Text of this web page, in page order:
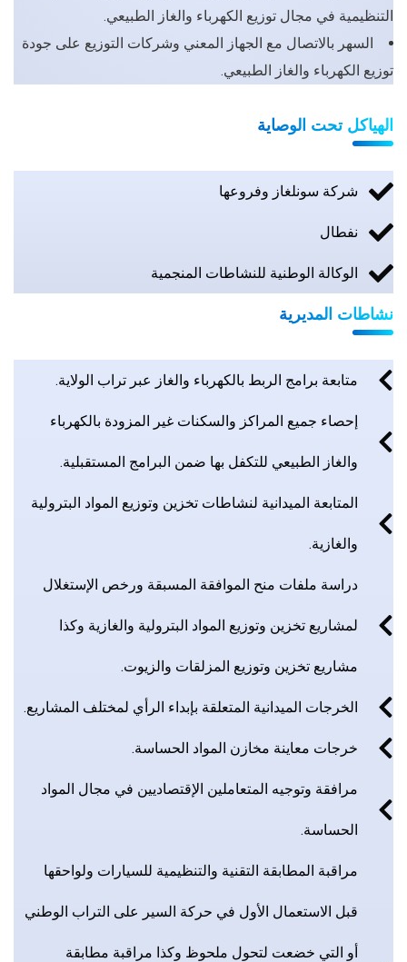
التنظيمية في مجال توزيع الكهرباء والغاز الطبيعي.
السهر بالاتصال مع الجهاز المعني وشركات التوزيع على جودة
توزيع الكهرباء والغاز الطبيعي.
الهياكل تحت الوصاية
شركة سونلغاز وفروعها
نفطال
الوكالة الوطنية للنشاطات المنجمية
نشاطات المديرية
متابعة برامج الربط بالكهرباء والغاز عبر تراب الولاية.
إحصاء جميع المراكز والسكنات غير المزودة بالكهرباء
والغاز الطبيعي للتكفل بها ضمن البرامج المستقبلية.
المتابعة الميدانية لنشاطات تخزين وتوزيع المواد البترولية
والغازية.
دراسة ملفات منح الموافقة المسبقة ورخص الإستغلال
لمشاريع تخزين وتوزيع المواد البترولية والغازية وكذا
مشاريع تخزين وتوزيع المزلقات والزيوت.
الخرجات الميدانية المتعلقة بإبداء الرأي لمختلف المشاريع.
خرجات معاينة مخازن المواد الحساسة.
مرافقة وتوجيه المتعاملين الإقتصاديين في مجال المواد
الحساسة.
مراقبة المطابقة التقنية والتنظيمية للسيارات ولواحقها
قبل الاستعمال الأول في حركة السير على التراب الوطني
أو التي خضعت لتحول ملحوظ وكذا مراقبة مطابقة